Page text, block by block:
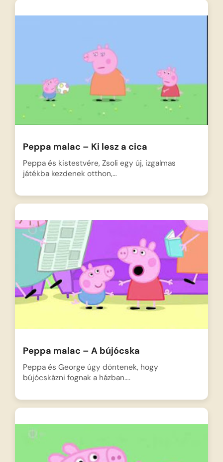
Peppa malac – Ki lesz a cica
Peppa és kistestvére, Zsoli egy új, izgalmas
játékba kezdenek otthon,…
Peppa malac – A bújócska
Peppa és George úgy döntenek, hogy
bújócskázni fognak a házban….